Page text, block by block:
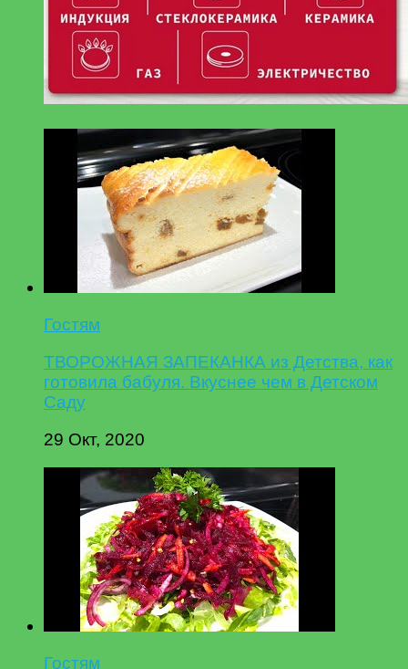
Гостям
ТВОРОЖНАЯ ЗАПЕКАНКА из Детства, как
готовила бабуля. Вкуснее чем в Детском
Саду
29 Окт, 2020
Гостям